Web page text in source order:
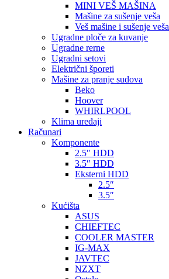
MINI VEŠ MAŠINA
Mašine za sušenje veša
Veš mašine i sušenje veša
Ugradne ploče za kuvanje
Ugradne rerne
Ugradni setovi
Električni šporeti
Mašine za pranje sudova
Beko
Hoover
WHIRLPOOL
Klima uređaji
Računari
Komponente
2.5″ HDD
3.5″ HDD
Eksterni HDD
2.5″
3.5″
Kućišta
ASUS
CHIEFTEC
COOLER MASTER
IG-MAX
JAVTEC
NZXT